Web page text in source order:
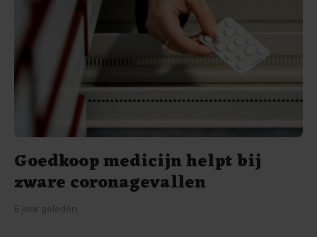
Goedkoop medicijn helpt bij
zware coronagevallen
6 jaar geleden